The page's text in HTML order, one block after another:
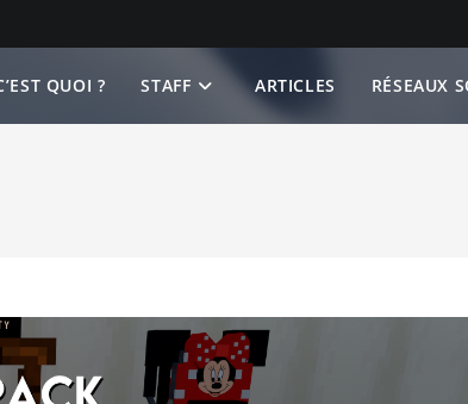
QUOI ? STAFF ARTICLES RÉSEAUX